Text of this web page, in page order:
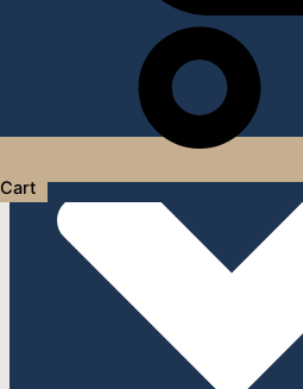
Cart